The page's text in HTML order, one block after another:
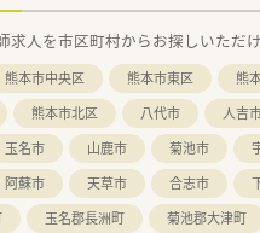
求人を市区町村からお探しいただけ
熊本市中央区 熊本市東区
熊
熊本市北区 八代市 人吉
玉名市 山鹿市 菊池市
阿蘇市 天草市 合志市
玉名郡長洲町 菊池郡大津町